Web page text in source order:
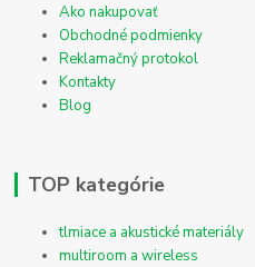
Ako nakupovať
Obchodné podmienky
Reklamačný protokol
Kontakty
Blog
TOP kategórie
tlmiace a akustické materiály
multiroom a wireless